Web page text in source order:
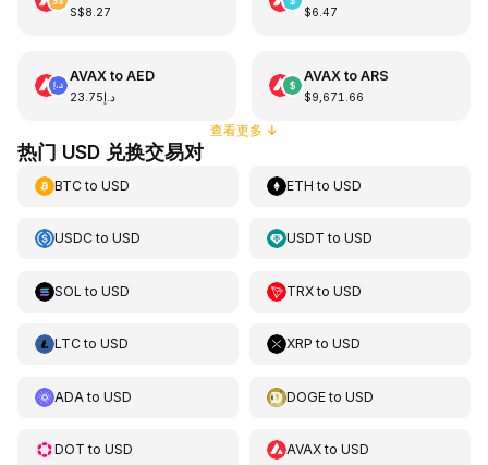
S$8.27 $6.47
AVAX to AED
د.إ23.75
AVAX to ARS
$9,671.66
查看更多 ↓
热门 USD 兑换交易对
BTCto USD ETH toUSD
USDCto USD USDT toUSD
SOL to USD TRXtoUSD
LTCto USD XRP toUSD
ADA to USD DOGEtoUSD
DOT to USD AVAXtoUSD